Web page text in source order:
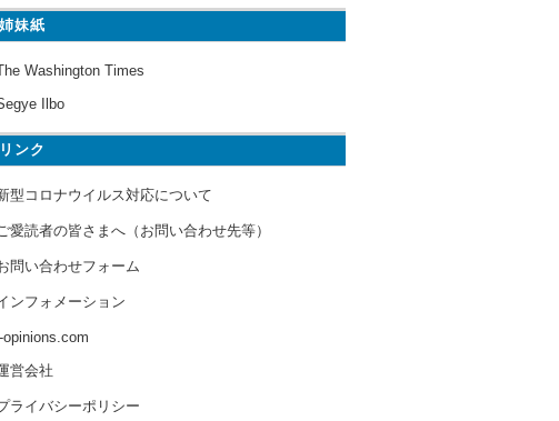
姉妹紙
Washington Times
Ilbo
リンク
型コロナウイルス対応について
ご愛読者の皆さまへ（お問い合わせ先等）
問い合わせフォーム
ンフォメーション
opinions.com
営会社
ライバシーポリシー